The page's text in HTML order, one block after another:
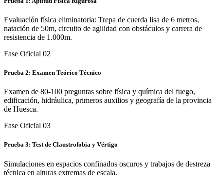
Prueba 1: Aptitud Física Rigurosa
Evaluación física eliminatoria: Trepa de cuerda lisa de 6 metros,
natación de 50m, circuito de agilidad con obstáculos y carrera de
Examen de 80-100 preguntas sobre física y química del fuego,
edificación, hidráulica, primeros auxilios y geografía de la provincia
Prueba 3: Test de Claustrofobia y Vértigo
Simulaciones en espacios confinados oscuros y trabajos de destreza
técnica en alturas extremas de escala.